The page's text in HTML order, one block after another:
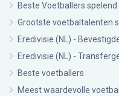
Beste Voetballers
Grootste voetbaltalenten
Eredivisie (NL) -
Eredivisie (NL) -
Beste voetballers
Meest waardevolle